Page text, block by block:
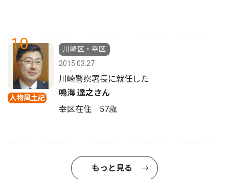
10
人物風土記
川崎区・幸区
2015.03.27
川崎警察署長に就任した
鳴海 達之さん
幸区在住 57歳
もっと見る